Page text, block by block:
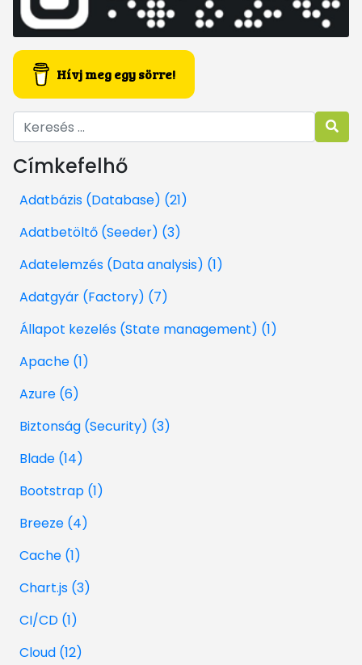
Hívj meg egy sörre!
Címkefelhő
Adatbázis (Database) (21)
Adatbetöltő (Seeder) (3)
Adatelemzés (Data analysis) (1)
Adatgyár (Factory) (7)
Állapot kezelés (State management) (1)
Apache (1)
Azure (6)
Biztonság (Security) (3)
Blade (14)
Bootstrap (1)
Breeze (4)
Cache (1)
Chart.js (3)
CI/CD (1)
Cloud (12)